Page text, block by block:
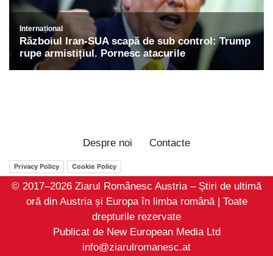
Despre noi Contacte
Privacy Policy Cookie Policy
© 2017–2026 Ziarul Românesc Austria – Știri de ultimă
oră din Austria și Europa în limba română | Toate
drepturile rezervate
Publicat de New European Media Ltd
info@ziarulromanesc.at